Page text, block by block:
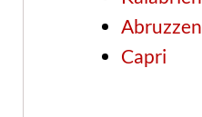
Abruzzen
Capri